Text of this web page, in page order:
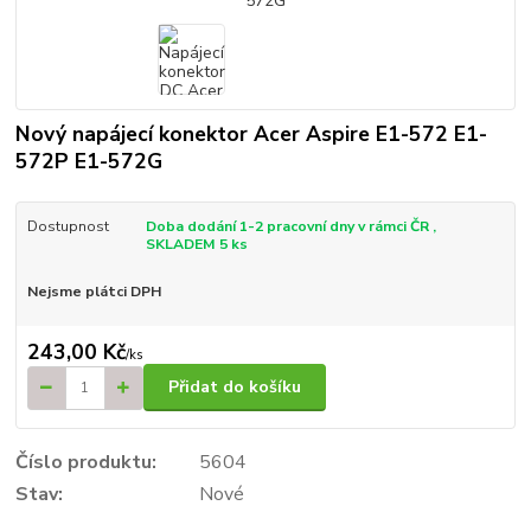
Nový napájecí konektor Acer Aspire E1-572 E1-
572P E1-572G
Dostupnost
Doba dodání 1-2 pracovní dny v rámci ČR ,
SKLADEM 5 ks
Nejsme plátci DPH
243,00 Kč/ks
Přidat do košíku
Číslo produktu:
5604
Stav:
Nové